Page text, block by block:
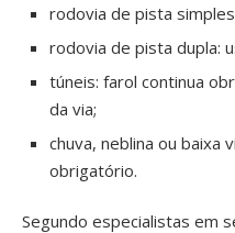
rodovia de pista
rodovia de pista dupla:
túneis: farol continua
da via;
chuva, neblina ou baixa
obrigatório.
Segundo especialistas em